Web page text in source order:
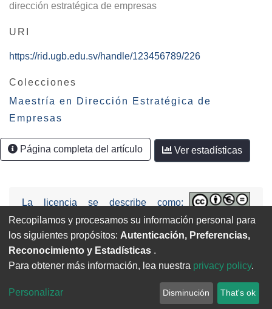
dirección estratégica de empresas
URI
https://rid.ugb.edu.sv/handle/123456789/226
Colecciones
Maestría en Dirección Estratégica de
Empresas
Página completa del artículo Ver estadísticas
La licencia se describe como:
Attribution-NonCommercial-NoDerivs
3.0 United States (CC BY-NC-ND 3.0 US).
Universidad Gerardo Barrios | UGB. copyright © 2026
Recopilamos y procesamos su información personal para
los siguientes propósitos: Autenticación, Preferencias,
Reconocimiento y Estadísticas .
Para obtener más información, lea nuestra privacy policy.
Personalizar Disminución That's ok